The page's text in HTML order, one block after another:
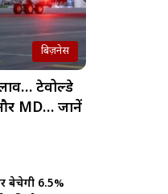
बिज़नेस
टेवोल्डे
MD… जानें
बेचेगी 6.5%